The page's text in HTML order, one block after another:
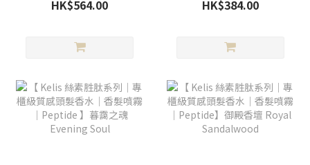
頭皮調理液
HK$564.00
Green Environment
HK$384.00